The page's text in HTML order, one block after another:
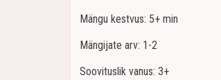
Mängu kestvus: 5+ min
Mängijate arv: 1-2
Soovituslik vanus: 3+